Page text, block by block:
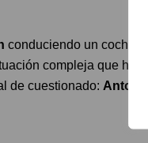
conduciendo un coche
compleja que
de cuestionado: